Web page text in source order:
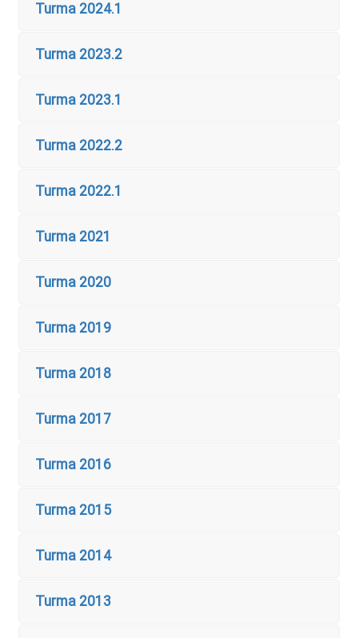
Turma 2024.1
Turma 2023.2
Turma 2023.1
Turma 2022.2
Turma 2022.1
Turma 2021
Turma 2020
Turma 2019
Turma 2018
Turma 2017
Turma 2016
Turma 2015
Turma 2014
Turma 2013